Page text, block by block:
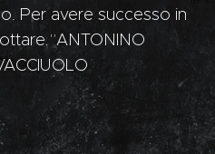
Per avere successo in
di